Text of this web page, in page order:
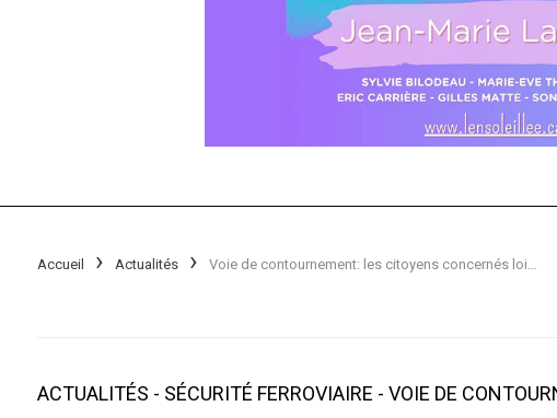
Accueil Actualités
ACTUALITÉS - SÉCURITÉ FERROVIAIRE - VOIE DE